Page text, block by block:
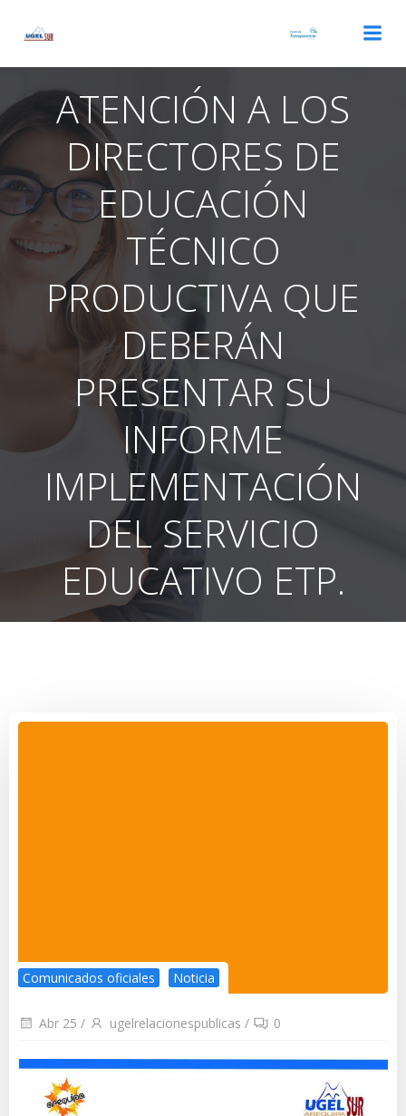
ATENCIÓN A LOS
DIRECTORES DE
EDUCACIÓN
TÉCNICO
PRODUCTIVA QUE
DEBERÁN
PRESENTAR SU
INFORME
IMPLEMENTACIÓN
DEL SERVICIO
EDUCATIVO ETP.
Comunicados oficiales Noticia
Abr 25 / ugelrelacionespublicas / 0